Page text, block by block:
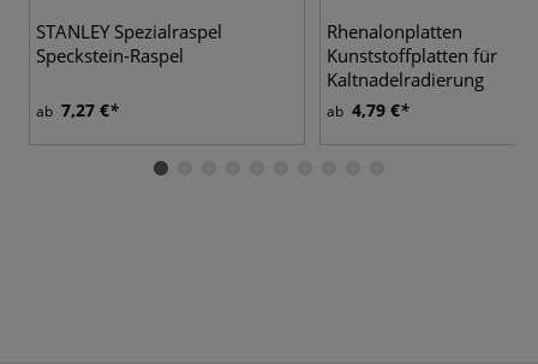
STANLEY Spezialraspel
Speckstein-Raspel
ab 7,27 €
Rhenalonplatten
Kunststoffplatten für
Kaltnadelradierung
ab 4,79 €